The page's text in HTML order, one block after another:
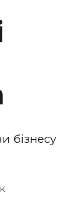
бізнесу